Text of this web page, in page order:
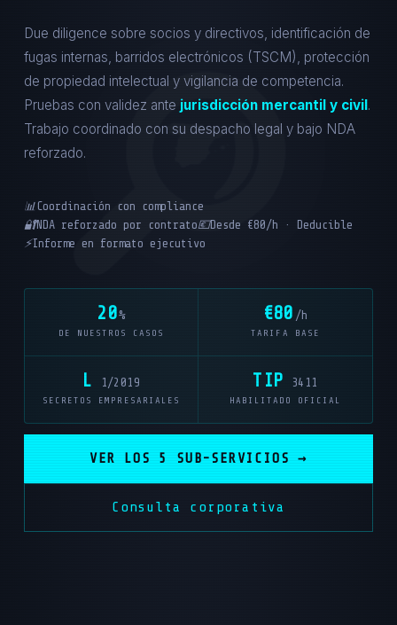
Due diligence sobre socios y directivos, identificación de
fugas internas, barridos electrónicos (TSCM), protección
de propiedad intelectual y vigilancia de competencia.
Pruebas con validez ante jurisdicción mercantil y civil.
Trabajo coordinado con su despacho legal y bajo NDA
reforzado.
📊Coordinación con compliance
🔐NDA reforzado por contrato💶Desde €80/h · Deducible
⚡Informe en formato ejecutivo
20%
DE NUESTROS CASOS
€80 /h
TARIFA BASE
L 1/2019
SECRETOS EMPRESARIALES
TIP 3411
HABILITADO OFICIAL
VER LOS 5 SUB-SERVICIOS →
Consulta corporativa